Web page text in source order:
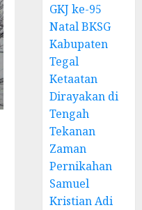
GKJ ke-95
Natal BKSG
Kabupaten
Tegal
Ketaatan
Dirayakan di
Tengah
Tekanan
Zaman
Pernikahan
Samuel
Kristian Adi